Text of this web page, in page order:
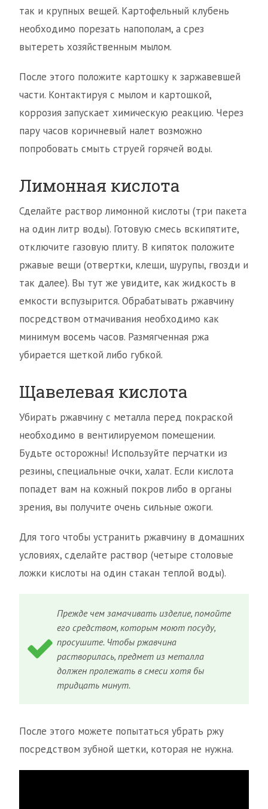
так и крупных вещей. Картофельный клубень
необходимо порезать напополам, а срез
вытереть хозяйственным мылом.
После этого положите картошку к заржавевшей
части. Контактируя с мылом и картошкой,
коррозия запускает химическую реакцию. Через
пару часов коричневый налет возможно
попробовать смыть струей горячей воды.
Лимонная кислота
Сделайте раствор лимонной кислоты (три пакета
на один литр воды). Готовую смесь вскипятите,
отключите газовую плиту. В кипяток положите
ржавые вещи (отвертки, клещи, шурупы, гвозди и
так далее). Вы тут же увидите, как жидкость в
емкости вспузырится. Обрабатывать ржавчину
посредством отмачивания необходимо как
минимум восемь часов. Размягченная ржа
убирается щеткой либо губкой.
Щавелевая кислота
Убирать ржавчину с металла перед покраской
необходимо в вентилируемом помещении.
Будьте осторожны! Используйте перчатки из
резины, специальные очки, халат. Если кислота
попадет вам на кожный покров либо в органы
зрения, вы получите очень сильные ожоги.
Для того чтобы устранить ржавчину в домашних
условиях, сделайте раствор (четыре столовые
ложки кислоты на один стакан теплой воды).
Прежде чем замачивать изделие, помойте
его средством, которым моют посуду,
просушите. Чтобы ржавчина
растворилась, предмет из металла
должен пролежать в смеси хотя бы
тридцать минут.
После этого можете попытаться убрать ржу
посредством зубной щетки, которая не нужна.